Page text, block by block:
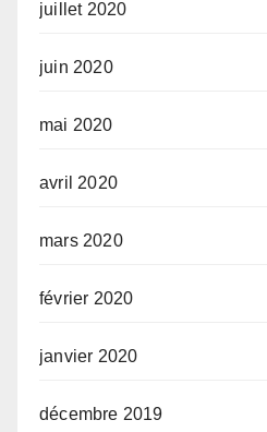
juillet 2020
juin 2020
mai 2020
avril 2020
mars 2020
février 2020
janvier 2020
décembre 2019